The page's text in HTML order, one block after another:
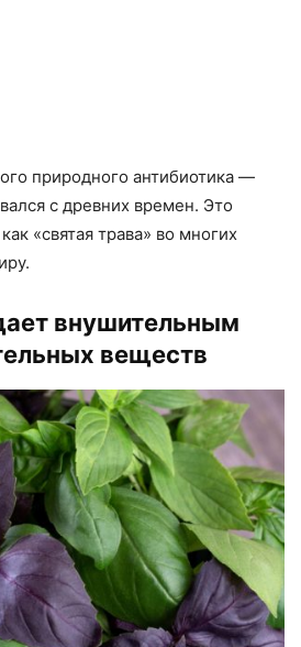
природного антибиотика —
с древних времен. Это
«святая трава» во многих
внушительным
веществ